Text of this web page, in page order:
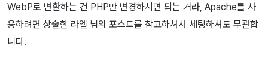
WebP로 변환하는 건 PHP만 변경하시면 되는 거라, Apache를 사
용하려면 상술한 라엘 님의 포스트를 참고하셔서 세팅하셔도 무관합
니다.